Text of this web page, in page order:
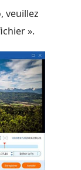
veuillez
».